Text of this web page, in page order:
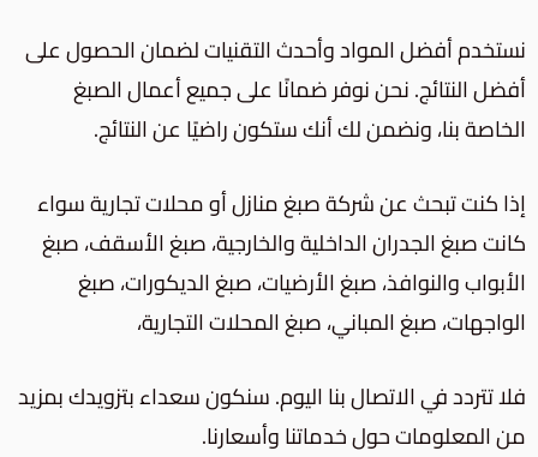
نستخدم أفضل المواد وأحدث التقنيات لضمان الحصول على
أفضل النتائج. نحن نوفر ضمانًا على جميع أعمال الصبغ
الخاصة بنا، ونضمن لك أنك ستكون راضيًا عن النتائج.
إذا كنت تبحث عن شركة صبغ منازل أو محلات تجارية سواء
كانتصبغ الجدران الداخلية والخارجية،صبغ الأسقف، صبغ
الأبواب والنوافذ، صبغ الأرضيات، صبغ الديكورات، صبغ
الواجهات، صبغ المباني،صبغ المحلات التجارية،
فلا تتردد في الاتصال بنا اليوم. سنكون سعداء بتزويدك بمزيد
من المعلومات حول خدماتنا وأسعارنا.